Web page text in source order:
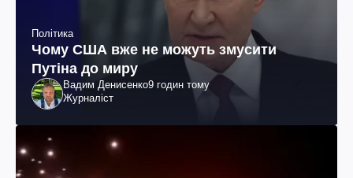
Політика
Чому США вже не можуть змусити
Путіна до миру
Вадим Денисенко9 годин тому
Журналіст